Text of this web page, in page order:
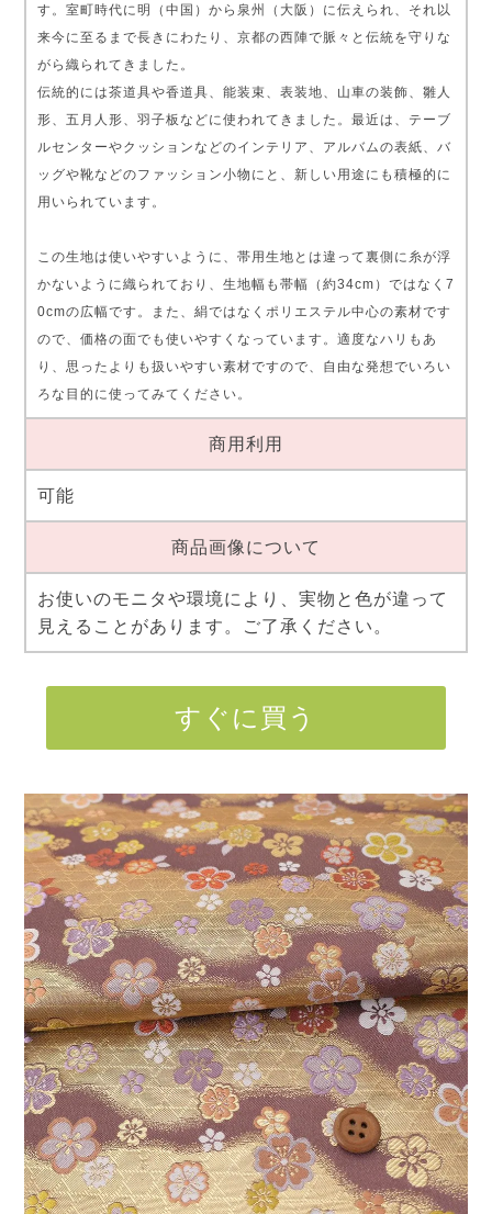
す。室町時代に明（中国）から泉州（大阪）に伝えられ、それ以
来今に至るまで長きにわたり、京都の西陣で脈々と伝統を守りな
がら織られてきました。
伝統的には茶道具や香道具、能装束、表装地、山車の装飾、雛人
形、五月人形、羽子板などに使われてきました。最近は、テーブ
ルセンターやクッションなどのインテリア、アルバムの表紙、バ
ッグや靴などのファッション小物にと、新しい用途にも積極的に
用いられています。
この生地は使いやすいように、帯用生地とは違って裏側に糸が浮
かないように織られており、生地幅も帯幅（約34cm）ではなく7
0cmの広幅です。また、絹ではなくポリエステル中心の素材です
ので、価格の面でも使いやすくなっています。適度なハリもあ
り、思ったよりも扱いやすい素材ですので、自由な発想でいろい
ろな目的に使ってみてください。
商用利用
可能
商品画像について
お使いのモニタや環境により、実物と色が違って
見えることがあります。ご了承ください。
すぐに買う